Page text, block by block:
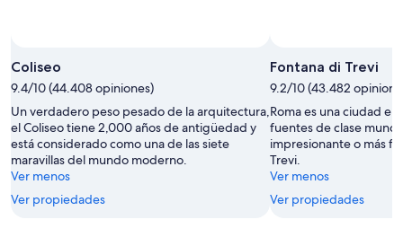
Coliseo
9.4/10 (44.408 opiniones)
Un verdadero peso pesado de la arquitectura,
el Coliseo tiene 2,000 años de antigüedad y
está considerado como una de las siete
maravillas del mundo moderno.
Ver menos
Ver propiedades
Fontana di Trevi
9.2/10 (43.482
Roma es una ciudad
fuentes de clase
impresionante o más
Trevi.
Ver menos
Ver propiedades